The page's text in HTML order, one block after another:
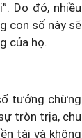
Do đó, nhiều
con số này sẽ
của họ.
tưởng chừng
tròn trịa, chu
tài và không